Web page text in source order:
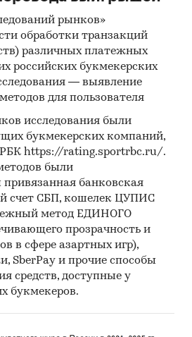
Современные
методы прогнозирования с
экспертов.
авторов и не является
товары / ... /
/ Сухофрукты
/ ... / Продукты питания /
рынков»
обработки транзакций
различных платежных
российских букмекерских
— выявление
для пользователя
исследования были
букмекерских компаний,
РБК https://rating.sportrbc.ru/.
были
банковская
счет СБП, кошелек ЦУПИС
метод ЕДИНОГО
прозрачность и
в сфере азартных игр),
SberPay и прочие способы
средств, доступные у
букмекеров.